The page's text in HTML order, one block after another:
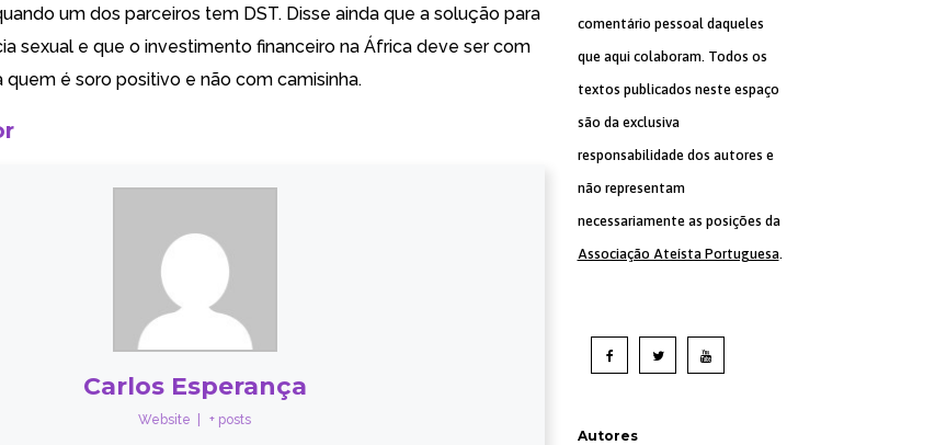
um dos parceiros tem DST. Disse ainda que a solução para
sexual e que o investimento financeiro na África deve ser com
quem é soro positivo e não com camisinha.
Carlos Esperança
Website + posts
comentário pessoal daqueles
que aqui colaboram. Todos os
textos publicados neste espaço
são da exclusiva
responsabilidade dos autores e
não representam
necessariamente as posições da
Associação Ateísta Portuguesa.
Autores